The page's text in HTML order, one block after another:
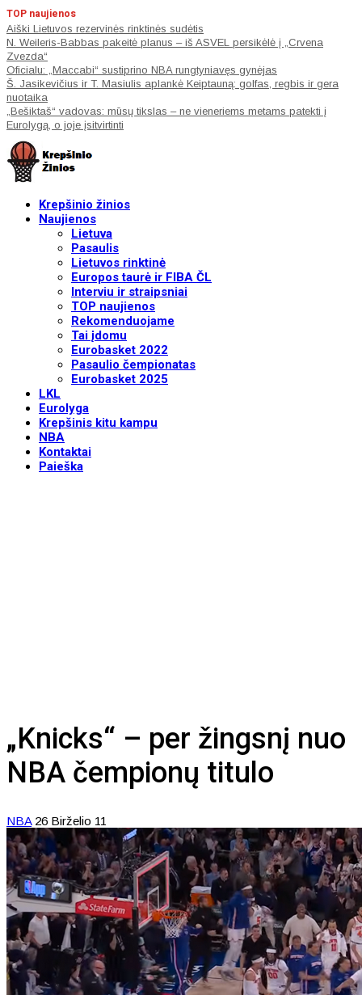
TOP naujienos
Aiški Lietuvos rezervinės rinktinės sudėtis
N. Weileris-Babbas pakeitė planus – iš ASVEL persikėlė į „Crvena
Zvezda“
Oficialu: „Maccabi“ sustiprino NBA rungtyniavęs gynėjas
Š. Jasikevičius ir T. Masiulis aplankė Keiptauną: golfas, regbis ir gera
nuotaika
„Bešiktaš“ vadovas: mūsų tikslas – ne vieneriems metams patekti į
Eurolygą, o joje įsitvirtinti
Krepšinio žinios
Naujienos
Lietuva
Pasaulis
Lietuvos rinktinė
Europos taurė ir FIBA ČL
Interviu ir straipsniai
TOP naujienos
Rekomenduojame
Tai įdomu
Eurobasket 2022
Pasaulio čempionatas
Eurobasket 2025
LKL
Eurolyga
Krepšinis kitu kampu
NBA
Kontaktai
Paieška
„Knicks“ – per žingsnį nuo
NBA čempionų titulo
NBA 26 Birželio 11